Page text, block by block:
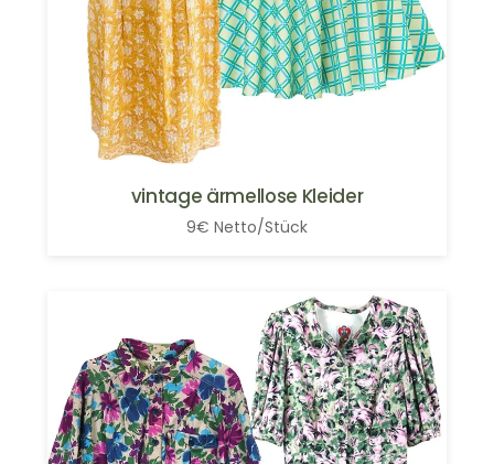
vintage ärmellose Kleider
9€ Netto/Stück